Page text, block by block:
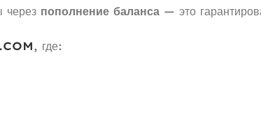
через пополнение баланса — это
, где: